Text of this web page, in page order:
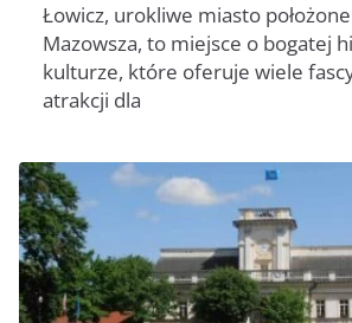
Łowicz, urokliwe miasto
Mazowsza, to miejsce o bogatej
kulturze, które oferuje wiele
atrakcji dla